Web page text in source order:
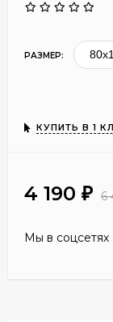
РАЗМЕР:
КУПИТЬ В 1
4 190 ₽ 6
Мы в соцсетях